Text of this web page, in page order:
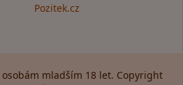
Pozitek.cz
mladším 18 let. Copyright